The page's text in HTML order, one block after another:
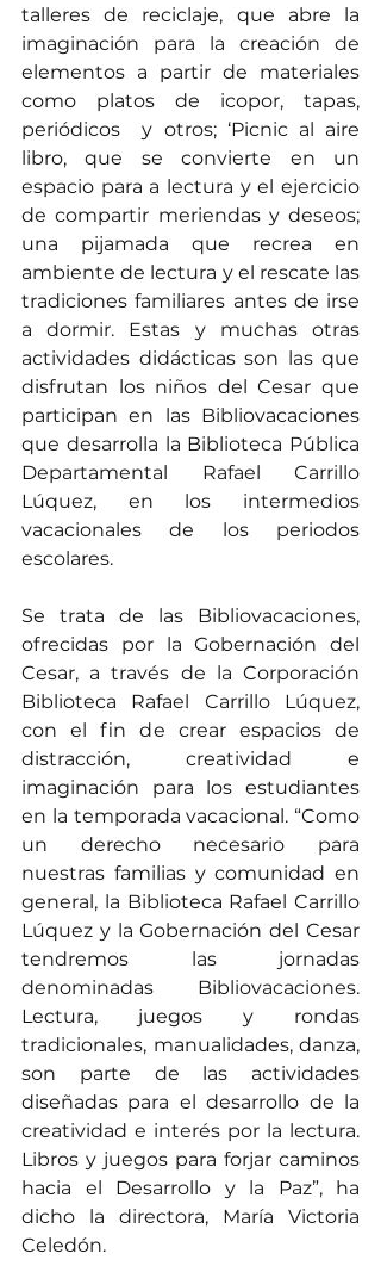
talleres de reciclaje, que abre la
imaginación para la creación de
elementos a partir de materiales
como platos de icopor, tapas,
periódicos  y otros; ‘Picnic al aire
libro, que se convierte en un
espacio para a lectura y el ejercicio
de compartir meriendas y deseos;
una pijamada que recrea en
ambiente de lectura y el rescate las
tradiciones familiares antes de irse
a dormir. Estas y muchas otras
actividades didácticas son las que
disfrutan los niños del Cesar que
participan en las Bibliovacaciones
que desarrolla la Biblioteca Pública
Departamental Rafael Carrillo
Lúquez, en los intermedios
vacacionales de los periodos
escolares.
Se trata de las Bibliovacaciones,
ofrecidas por la Gobernación del
Cesar, a través de la Corporación
Biblioteca Rafael Carrillo Lúquez,
con el fin de crear espacios de
distracción, creatividad e
imaginación para los estudiantes
en la temporada vacacional. “Como
un derecho necesario para
nuestras familias y comunidad en
general, la Biblioteca Rafael Carrillo
Lúquez y la Gobernación del Cesar
tendremos las jornadas
denominadas Bibliovacaciones.
Lectura, juegos y rondas
tradicionales, manualidades, danza,
son parte de las actividades
diseñadas para el desarrollo de la
creatividad e interés por la lectura.
Libros y juegos para forjar caminos
hacia el Desarrollo y la Paz”, ha
dicho la directora, María Victoria
Celedón.